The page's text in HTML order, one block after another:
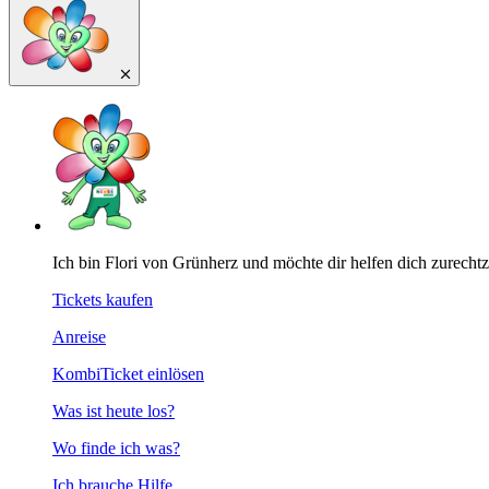
Ich bin Flori von Grünherz und möchte dir helfen dich
Tickets kaufen
Anreise
KombiTicket einlösen
Was ist heute los?
Wo finde ich was?
Ich brauche Hilfe